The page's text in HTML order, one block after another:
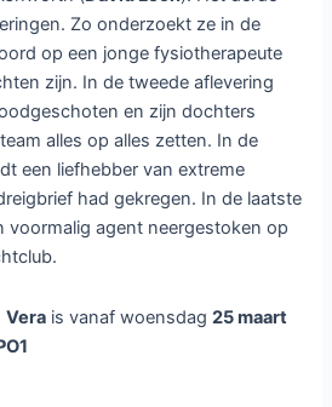
Zo onderzoekt ze in de
op een jonge fysiotherapeute
zijn. In de tweede aflevering
en zijn dochters
alles op alles zetten. In de
een liefhebber van extreme
had gekregen. In de laatste
voormalig agent neergestoken op
Vera is vanaf woensdag25 maart